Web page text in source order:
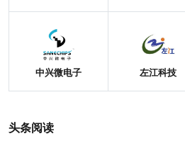
中兴微电子 左江科技
头条阅读